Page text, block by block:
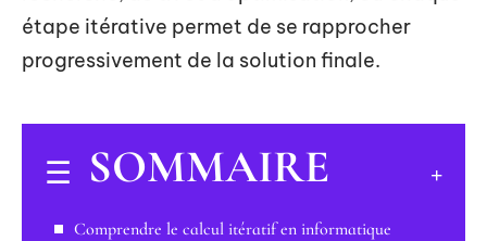
étape itérative permet de se rapprocher
progressivement de la solution finale.
SOMMAIRE
Comprendre le calcul itératif en informatique